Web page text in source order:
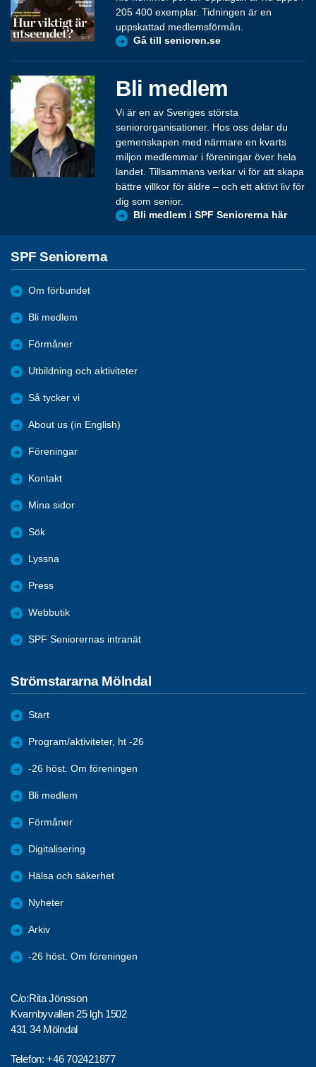
205 400 exemplar. Tidningen är en
uppskattad medlemsförmån.
Gå till senioren.se
Bli medlem
Vi är en av Sveriges största
seniororganisationer. Hos oss delar du
gemenskapen med närmare en kvarts
miljon medlemmar i föreningar över hela
landet. Tillsammans verkar vi för att skapa
bättre villkor för äldre – och ett aktivt liv för
dig som senior.
Bli medlem i SPF Seniorerna här
SPF Seniorerna
Om förbundet
Bli medlem
Förmåner
Utbildning och aktiviteter
Så tycker vi
About us (in English)
Föreningar
Kontakt
Mina sidor
Sök
Lyssna
Press
Webbutik
SPF Seniorernas intranät
Strömstararna Mölndal
Start
Program/aktiviteter, ht -26
-26 höst. Om föreningen
Bli medlem
Förmåner
Digitalisering
Hälsa och säkerhet
Nyheter
Arkiv
-26 höst. Om föreningen
C/o:Rita Jönsson
Kvarnbyvallen 25 lgh 1502
431 34 Mölndal
Telefon:+46 702421877